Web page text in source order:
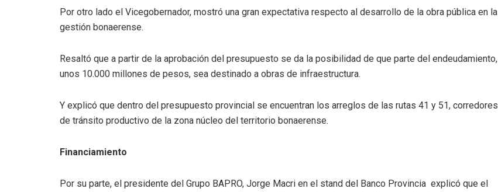
Por otro lado el Vicegobernador, mostró una gran expectativa respecto al desarrollo de la obra pública en la
gestión bonaerense.
Resaltó que a partir de la aprobación del presupuesto se da la posibilidad de que parte del endeudamiento,
unos 10.000 millones de pesos, sea destinado a obras de infraestructura.
Y explicó que dentro del presupuesto provincial se encuentran los arreglos de las rutas 41 y 51, corredores
de tránsito productivo de la zona núcleo del territorio bonaerense.
Financiamiento
Por su parte, el presidente del Grupo BAPRO, Jorge Macri en el stand del Banco Provincia explicó que el